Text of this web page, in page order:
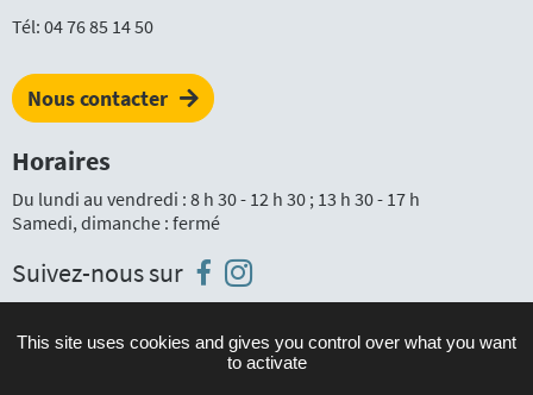
Tél: 04 76 85 14 50
Nous contacter
Horaires
Du lundi au vendredi : 8 h 30 - 12 h 30 ; 13 h 30 - 17 h
Samedi, dimanche : fermé
Suivez-nous sur Facebook
Instagram
This site uses cookies and gives you control over what you want
to activate